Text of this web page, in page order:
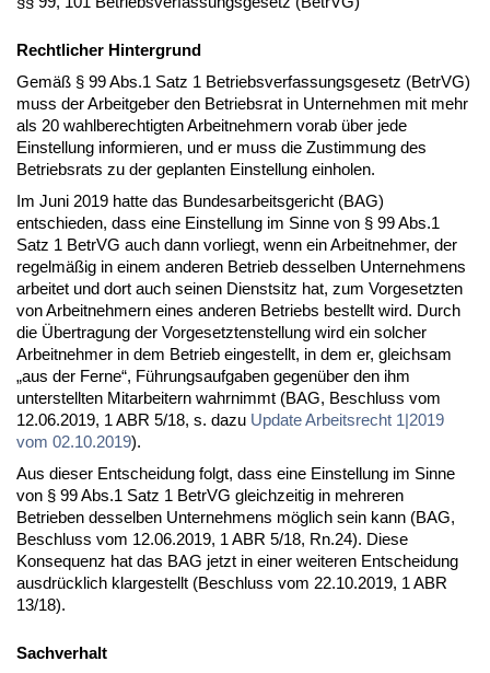
Rechtlicher Hintergrund
Gemäß § 99 Abs.1 Satz 1 Betriebsverfassungsgesetz (BetrVG)
muss der Arbeitgeber den Betriebsrat in Unternehmen mit mehr
als 20 wahlberechtigten Arbeitnehmern vorab über jede
Einstellung informieren, und er muss die Zustimmung des
Betriebsrats zu der geplanten Einstellung einholen.
Im Juni 2019 hatte das Bundesarbeitsgericht (BAG)
entschieden, dass eine Einstellung im Sinne von § 99 Abs.1
Satz 1 BetrVG auch dann vorliegt, wenn ein Arbeitnehmer, der
regelmäßig in einem anderen Betrieb desselben Unternehmens
arbeitet und dort auch seinen Dienstsitz hat, zum Vorgesetzten
von Arbeitnehmern eines anderen Betriebs bestellt wird. Durch
die Übertragung der Vorgesetztenstellung wird ein solcher
Arbeitnehmer in dem Betrieb eingestellt, in dem er, gleichsam
„aus der Ferne“, Führungsaufgaben gegenüber den ihm
unterstellten Mitarbeitern wahrnimmt (BAG, Beschluss vom
12.06.2019, 1 ABR 5/18, s. dazu Update Arbeitsrecht 1|2019
vom 02.10.2019).
Aus dieser Entscheidung folgt, dass eine Einstellung im Sinne
von § 99 Abs.1 Satz 1 BetrVG gleichzeitig in mehreren
Betrieben desselben Unternehmens möglich sein kann (BAG,
Beschluss vom 12.06.2019, 1 ABR 5/18, Rn.24). Diese
Konsequenz hat das BAG jetzt in einer weiteren Entscheidung
ausdrücklich klargestellt (Beschluss vom 22.10.2019, 1 ABR
13/18).
Sachverhalt